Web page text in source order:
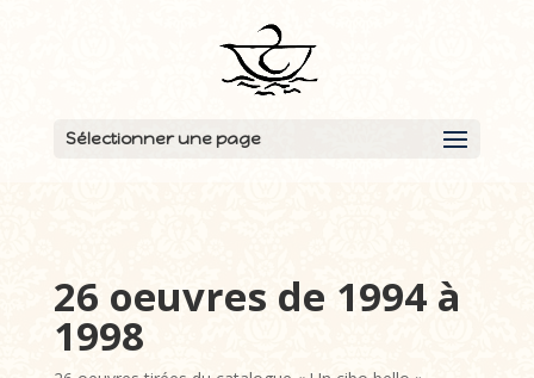
Sélectionner une page
26 oeuvres de 1994 à
1998